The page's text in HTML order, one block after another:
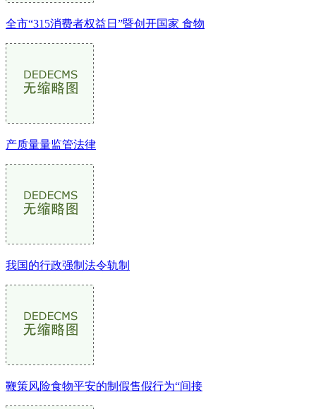
全市“315消费者权益日”暨创开国家 食物
产质量量监管法律
我国的行政强制法令轨制
鞭策风险食物平安的制假售假行为“间接